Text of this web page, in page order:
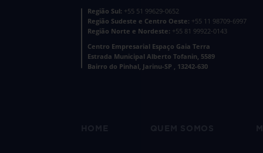
Região Sul: +55 51 99629-0652
Região Sudeste e Centro Oeste: +55 11 98709-6997
Região Norte e Nordeste: +55 81 99922-0143
Centro Empresarial Espaço Gaia Terra
Estrada Municipal Alberto Tofanin, 5589
Bairro do Pinhal, Jarinu-SP , 13242-630